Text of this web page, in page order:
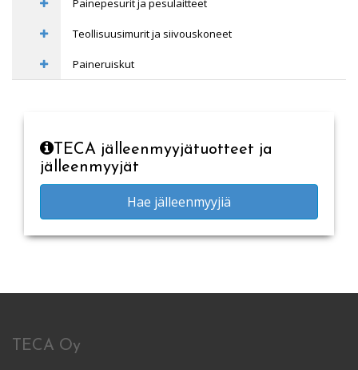
Painepesurit ja pesulaitteet
Teollisuusimurit ja siivouskoneet
Paineruiskut
TECA jälleenmyyjätuotteet ja
jälleenmyyjät
Hae jälleenmyyjiä
TECA Oy